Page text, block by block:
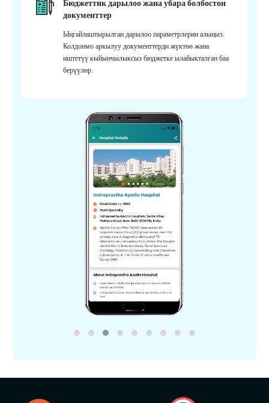
Бюджеттик дарылоо жана убара болбостон
документтер
Ыңгайлаштырылган дарылоо параметрлерин алыңыз.
Колдонмо аркылуу документтерди жүктөө жана
иштетүү кыйынчылыксыз бюджетке ылайыкталган баа
берүүлөр.